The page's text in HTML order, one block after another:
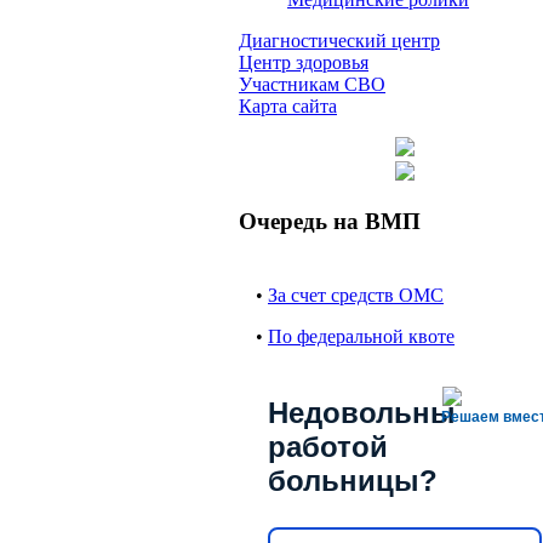
Диагностический центр
Центр здоровья
Участникам СВО
Карта сайта
Очередь на ВМП
• За счет средств ОМС
• По федеральной квоте
Решаем
Недовольны
работой
больницы?